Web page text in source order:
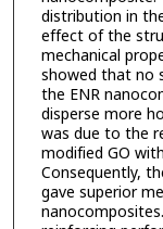
distribution in
effect of the
mechanical
showed that no
the ENR
disperse more
was due to the
modified GO
Consequently,
gave superior